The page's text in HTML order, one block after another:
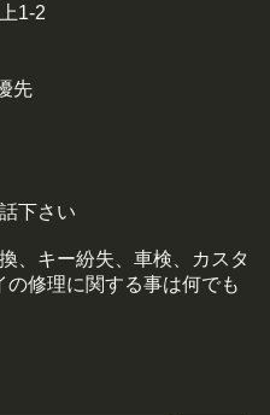
1-2
先
下さい
、キー紛失、車検、カスタ
の修理に関する事は何でも